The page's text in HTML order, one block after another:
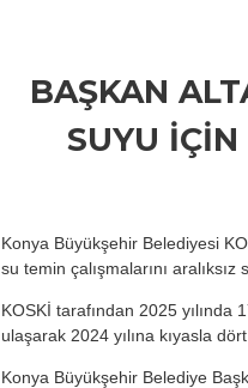
BAŞKAN
SUYU
Konya Büyükşehir Belediyesi
su temin çalışmalarını aralıksız
KOSKİ tarafından 2025
ulaşarak 2024 yılına kıyasla
Konya Büyükşehir Belediye